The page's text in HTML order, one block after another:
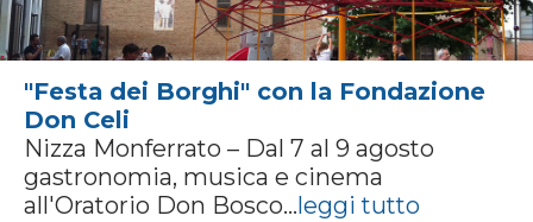
"Festa dei Borghi" con la Fondazione
Don Celi
Nizza Monferrato – Dal 7 al 9 agosto
gastronomia, musica e cinema
all'Oratorio Don Bosco...leggi tutto